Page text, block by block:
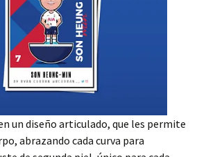
un diseño articulado, que les permite
abrazando cada curva para